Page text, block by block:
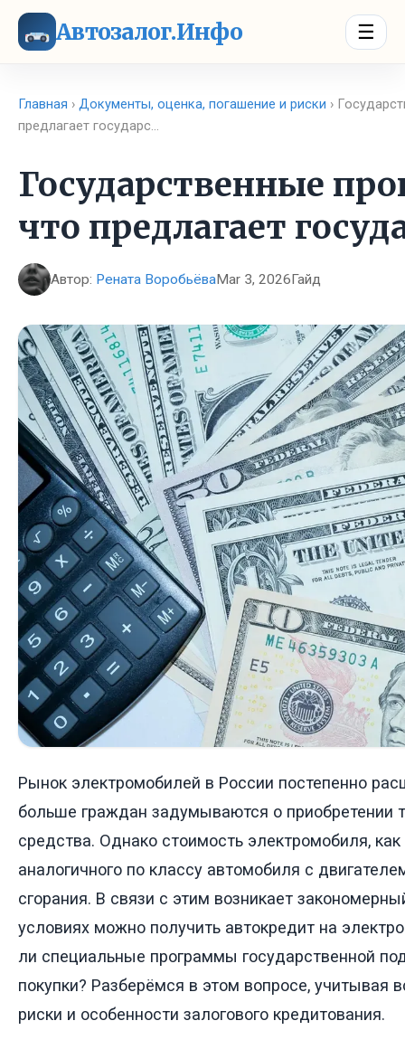
Автозалог.Инфо ☰
Главная › Документы, оценка, погашение и риски ›
предлагает государс…
Государственные
что предлагает
Автор: Рената ВоробьёваMar 3, 2026Гайд
Рынок электромобилей в России постепенно
больше граждан задумываются о приобретении
средства. Однако стоимость электромобиля,
аналогичного по классу автомобиля с
сгорания. В связи с этим возникает
условиях можно получить автокредит на
ли специальные программы государственной
покупки? Разберёмся в этом вопросе, учитывая
риски и особенности залогового кредитования.